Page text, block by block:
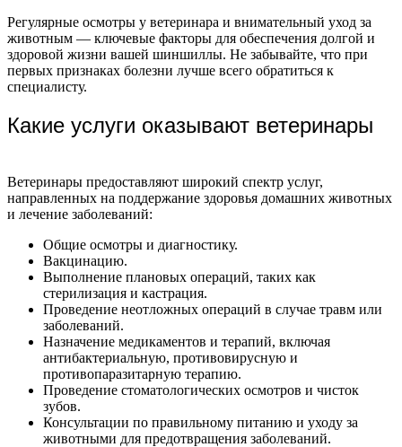
Регулярные осмотры у ветеринара и внимательный уход за
животным — ключевые факторы для обеспечения долгой и
здоровой жизни вашей шиншиллы. Не забывайте, что при
первых признаках болезни лучше всего обратиться к
специалисту.
Какие услуги оказывают ветеринары
Ветеринары предоставляют широкий спектр услуг,
направленных на поддержание здоровья домашних животных
и лечение заболеваний:
Общие осмотры и диагностику.
Вакцинацию.
Выполнение плановых операций, таких как
стерилизация и кастрация.
Проведение неотложных операций в случае травм или
заболеваний.
Назначение медикаментов и терапий, включая
антибактериальную, противовирусную и
противопаразитарную терапию.
Проведение стоматологических осмотров и чисток
зубов.
Консультации по правильному питанию и уходу за
животными для предотвращения заболеваний.